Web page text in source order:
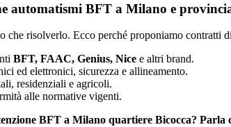
automatismi BFT a Milano e
che risolverlo. Ecco perché proponiamo
BFT, FAAC, Genius, Nice e altri brand.
ed elettronici, sicurezza e allineamento.
residenziali e agricoli.
alle normative vigenti.
BFT a Milano quartiere Bicocca? Parla